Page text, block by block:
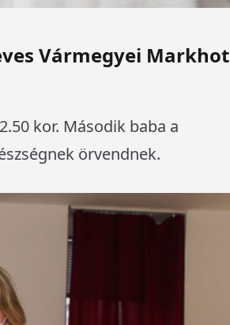
Vármegyei Markhot
kor. Második baba a
örvendnek.